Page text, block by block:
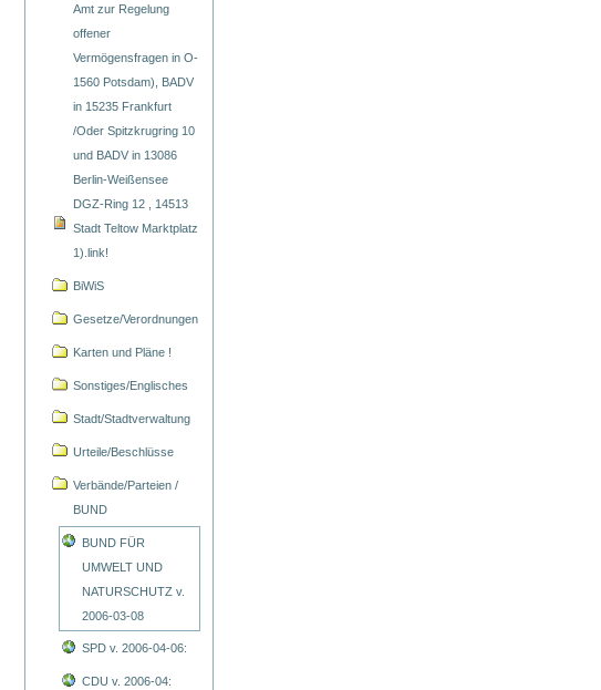
Amt zur Regelung
offener
Vermögensfragen in O-
1560 Potsdam), BADV
in 15235 Frankfurt
/Oder Spitzkrugring 10
und BADV in 13086
Berlin-Weißensee
DGZ-Ring 12 , 14513
Stadt Teltow Marktplatz
1).link!
BiWiS
Gesetze/Verordnungen
Karten und Pläne !
Sonstiges/Englisches
Stadt/Stadtverwaltung
Urteile/Beschlüsse
Verbände/Parteien /
BUND
BUND FÜR
UMWELT UND
NATURSCHUTZ v.
2006-03-08
SPD v. 2006-04-06:
CDU v. 2006-04: